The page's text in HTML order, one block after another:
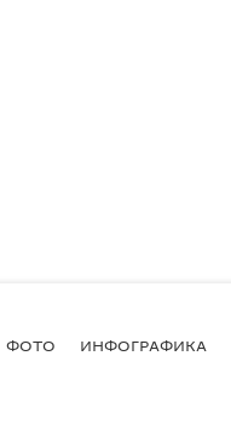
ФОТО ИНФОГРАФИКА